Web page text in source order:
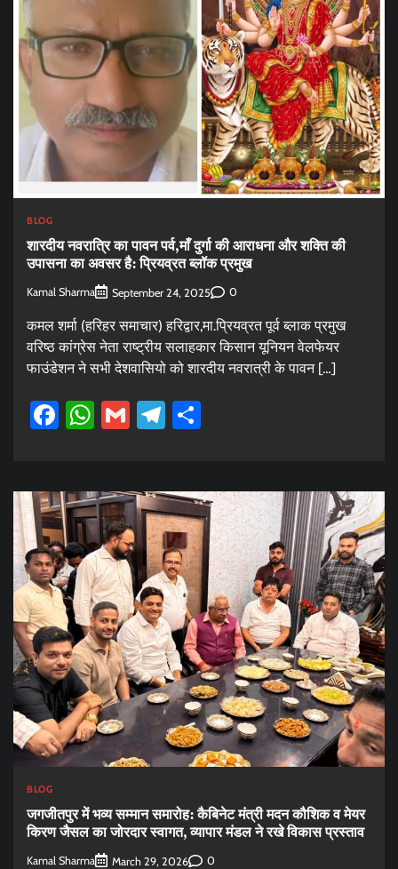
BLOG
शारदीय नवरात्रि का पावन पर्व,माँ दुर्गा की आराधना और शक्ति की
उपासना का अवसर है: प्रियव्रत ब्लॉक प्रमुख
Kamal Sharma September 24, 2025 0
कमल शर्मा (हरिहर समाचार) हरिद्वार,मा.प्रियव्रत पूर्व ब्लाक प्रमुख
वरिष्ठ कांग्रेस नेता राष्ट्रीय सलाहकार किसान यूनियन वेलफेयर
फाउंडेशन ने सभी देशवासियो को शारदीय नवरात्री के पावन […]
Facebook
WhatsApp
GmailTelegram
BLOG
जगजीतपुर में भव्य सम्मान समारोह: कैबिनेट मंत्री मदन कौशिक व मेयर
किरण जैसल का जोरदार स्वागत, व्यापार मंडल ने रखे विकास प्रस्ताव
Kamal Sharma March 29, 2026 0